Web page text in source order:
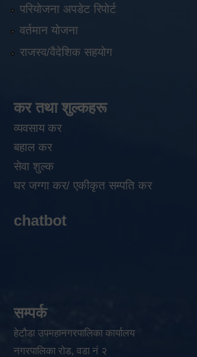
परियोजना अपडेट रिपोर्ट
वर्तमान योजना
राजस्व/वैदेशिक सहयोग
कर तथा शुल्कहरू
व्यवसाय कर
बहाल कर
सेवा शुल्क
घर जग्गा कर/ एकीकृत सम्पति कर
chatbot
सम्पर्क
हेटौडा उपमहानगरपालिका कार्यालय
नगरपालिका रोड, वडा नं २